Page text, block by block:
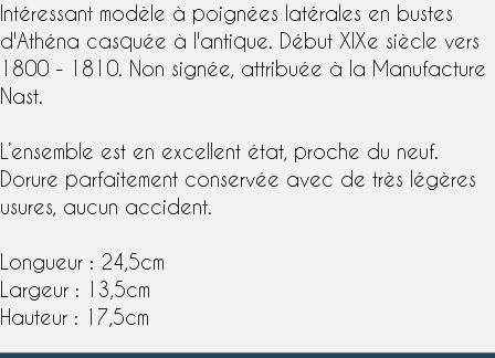
Intéressant modèle à poignées latérales en bustes
d'Athéna casquée à l'antique. Début XIXe siècle vers
1800 - 1810. Non signée, attribuée à la Manufacture
Nast
L’ensemble est en excellent état, proche du neuf.
Dorure parfaitement conservée avec de très légères
usures, aucun accident.
Longueur : 24,5cm
Largeur : 13,5cm
Hauteur : 17,5cm